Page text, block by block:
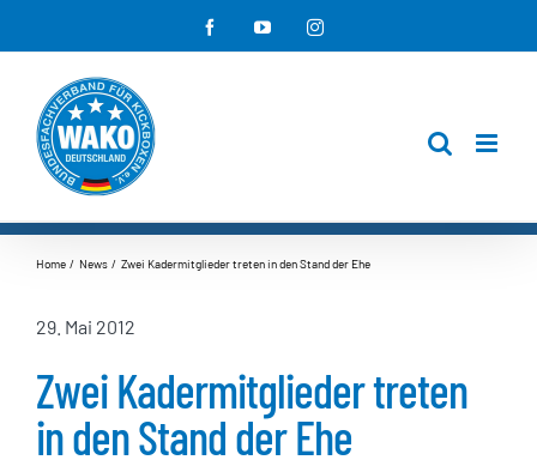
Inhalt
springen
FacebookYouTubeInstagram
Home News Zwei Kadermitglieder treten in den Stand der Ehe
29. Mai 2012
Zwei Kadermitglieder treten
in den Stand der Ehe